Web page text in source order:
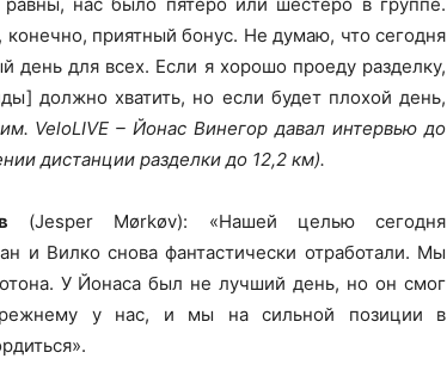
приятный бонус. Не думаю, что сегодня
день для всех. Если я хорошо проеду разделку,
должно хватить, но если будет плохой день,
VeloLIVE – Йонас Винегор давал интервью до
дистанции разделки до 12,2 км).
(Jesper Mørkøv): «Нашей целью сегодня
и Вилко снова фантастически отработали. Мы
У Йонаса был не лучший день, но он смог
у нас, и мы на сильной позиции в